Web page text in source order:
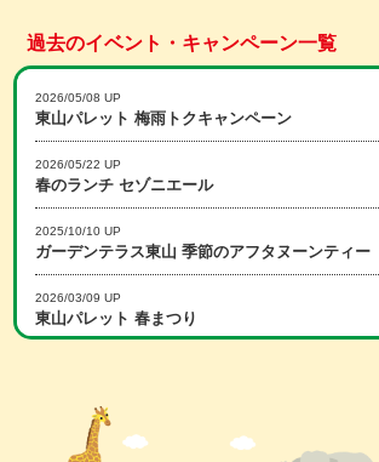
過去のイベント・キャンペーン一覧
2026/05/08 UP
東山パレット 梅雨トクキャンペーン
2026/05/22 UP
春のランチ セゾニエール
2025/10/10 UP
ガーデンテラス東山 季節のアフタヌーンティー
2026/03/09 UP
東山パレット 春まつり
2026/02/16 UP
スマホアプリ会員限定 ホワイトデーキャンペーン